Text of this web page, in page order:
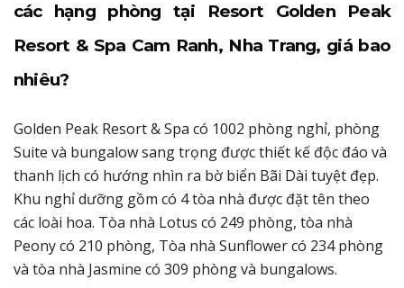
các hạng phòng tại Resort Golden Peak
Resort & Spa Cam Ranh, Nha Trang, giá bao
nhiêu?
Golden Peak Resort & Spa có 1002 phòng nghỉ, phòng
Suite và bungalow sang trọng được thiết kế độc đáo và
thanh lịch có hướng nhìn ra bờ biển Bãi Dài tuyệt đẹp.
Khu nghỉ dưỡng gồm có 4 tòa nhà được đặt tên theo
các loài hoa. Tòa nhà Lotus có 249 phòng, tòa nhà
Peony có 210 phòng, Tòa nhà Sunflower có 234 phòng
và tòa nhà Jasmine có 309 phòng và bungalows.